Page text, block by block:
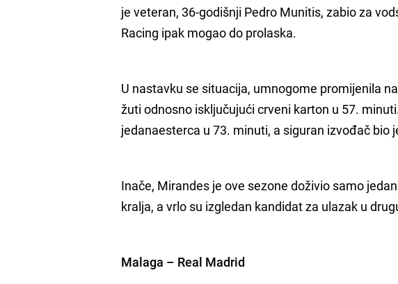
je veteran, 36-godišnji Pedro Munitis, zabio za
Racing ipak mogao do prolaska.
U nastavku se situacija, umnogome promijenila
žuti odnosno isključujući crveni karton u 57.
jedanaesterca u 73. minuti, a siguran izvođač bio
Inače, Mirandes je ove sezone doživio samo
kralja, a vrlo su izgledan kandidat za ulazak u
Malaga – Real Madrid